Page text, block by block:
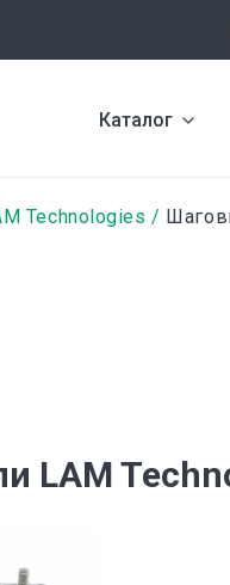
Каталог
Technologies
LAM